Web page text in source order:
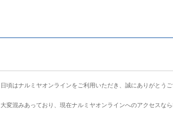
日頃はナルミヤオンラインをご利用いただき、誠にありがとうご
大変混みあっており、現在ナルミヤオンラインへのアクセスな